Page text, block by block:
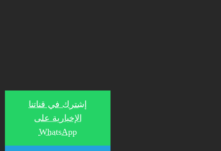
إشترك في قناتنا
الإخبارية على
WhatsApp